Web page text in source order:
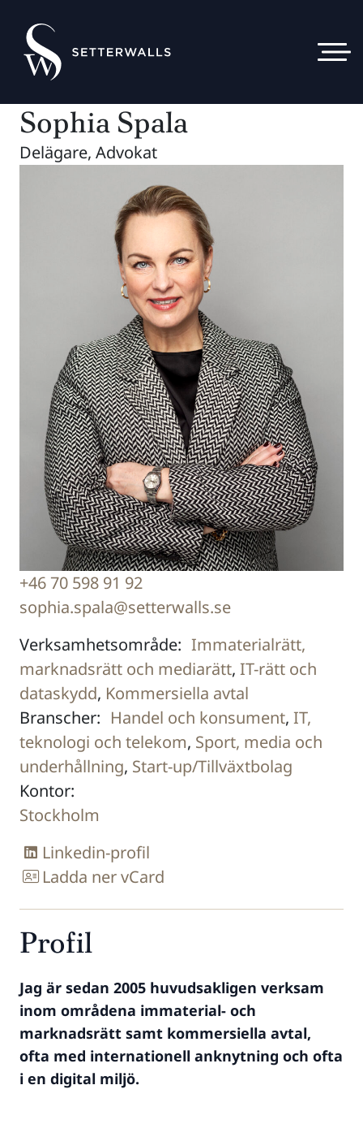
Sophia Spala
Delägare, Advokat
+46 70 598 91 92
sophia.spala@setterwalls.se
Verksamhetsområde: Immaterialrätt,
marknadsrätt och mediarätt, IT-rätt och
dataskydd, Kommersiella avtal
Branscher: Handel och konsument, IT,
teknologi och telekom, Sport, media och
underhållning, Start-up/Tillväxtbolag
Kontor:
Stockholm
Linkedin-profil
Ladda ner vCard
Profil
Jag är sedan 2005 huvudsakligen verksam
inom områdena immaterial- och
marknadsrätt samt kommersiella avtal,
ofta med internationell anknytning och ofta
i en digital miljö.